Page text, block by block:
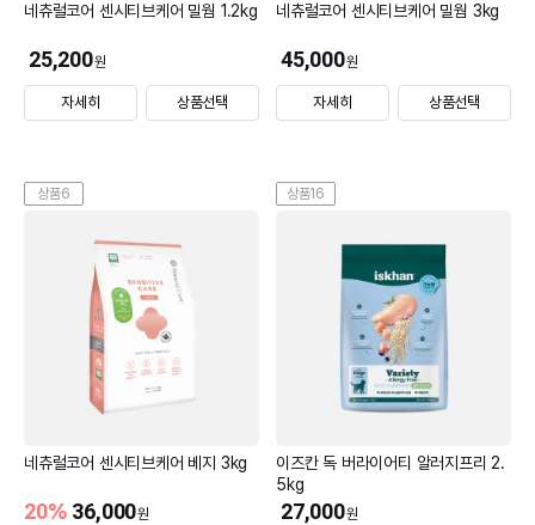
네츄럴코어 센시티브케어 밀웜 1.2kg
25,200원
자세히 상품선택
네츄럴코어 센시티브케어 밀웜 3kg
45,000원
자세히 상품선택
상품6
네츄럴코어 센시티브케어 베지 3kg
36,000원
20%
상품16
이즈칸 독 버라이어티 알러지프리 2.
5kg
27,000원